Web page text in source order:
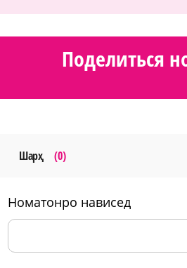
Поделиться
Шарҳ (0)
номатонро нависед